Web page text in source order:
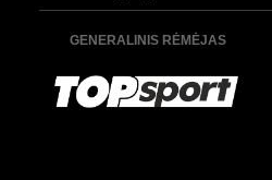
GENERALINIS RĖMĖJAS